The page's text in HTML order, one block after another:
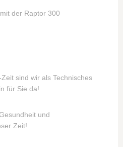
der Raptor 300
sind wir als Technisches
für Sie da!
und
Zeit!